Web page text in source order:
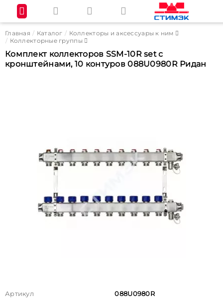
Главная Каталог
Коллекторы и аксессуары к ним
Коллекторные группы
Комплект коллекторов SSM-10R set с
кронштейнами, 10 контуров 088U0980R Ридан
Артикул
088U0980R